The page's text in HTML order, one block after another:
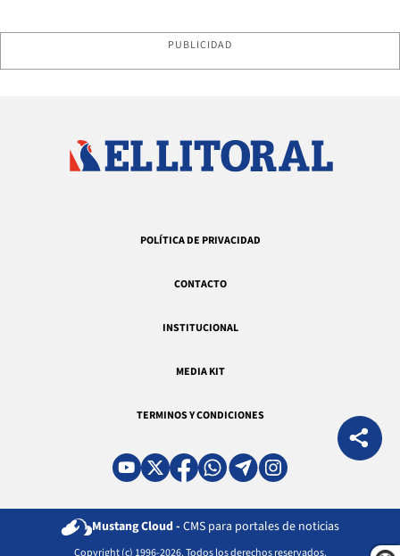
PUBLICIDAD
POLÍTICA DE PRIVACIDAD
CONTACTO
INSTITUCIONAL
MEDIA KIT
TERMINOS Y CONDICIONES
Mustang Cloud - CMS para portales de noticias